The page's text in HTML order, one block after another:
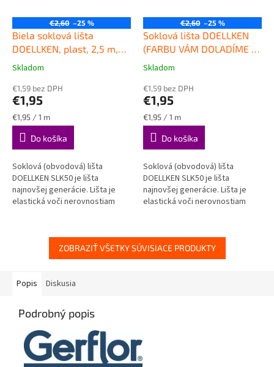
€2,60 –25 %
Biela soklová lišta
DOELLKEN, plast, 2,5 m,
výška 50 mm
DOELLKEN SLK50
Priemerné
produktu
je
5,0
z
hviezdičiek.
Skladom
€1,59 bez DPH
€1,95
Jednotková
cena:
€1,95 / 1 m
Do košíka
Soklová (obvodová) lišta
DOELLKEN SLK50 je lišta
najnovšej generácie. Lišta je
elastická voči nerovnostiam
VODEODOLNÁ
€2,60 –25 %
Soklová lišta DOELLKEN
(FARBU VÁM DOLADÍME K
PODLAHE), plast, 2,5 m,
plastová obvodová lišta
DOELLKEN SLK50
Priemerné
produktu
je
4,5
z
hviezdičiek.
Skladom
€1,59 bez DPH
€1,95
Jednotková
cena:
€1,95 / 1 m
Do košíka
Soklová (obvodová) lišta
DOELLKEN SLK50 je lišta
najnovšej generácie. Lišta je
elastická voči nerovnostiam
ZOBRAZIŤ VŠETKY SÚVISIACE PRODUKTY
Popis Diskusia
Podrobný popis